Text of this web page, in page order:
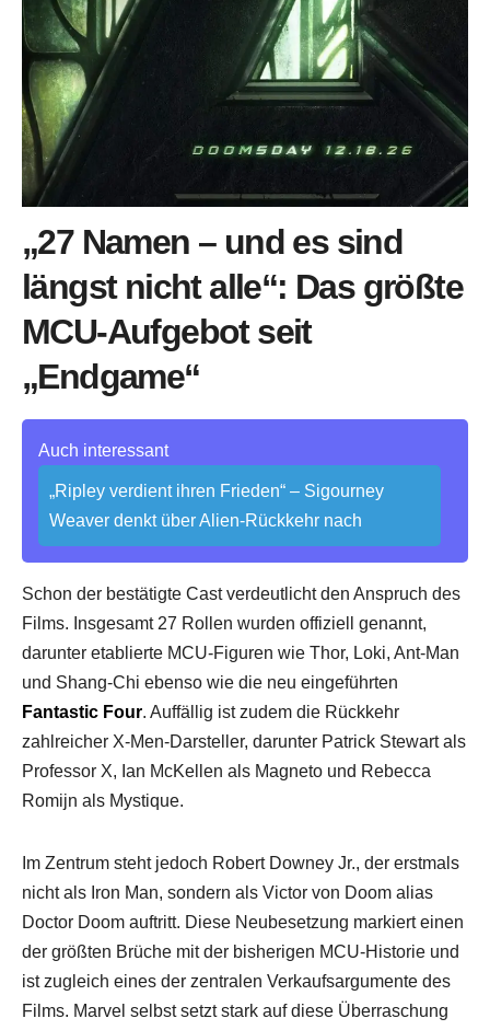
„27 Namen – und es sind
längst nicht alle“: Das größte
MCU-Aufgebot seit
„Endgame“
Auch interessant
„Ripley verdient ihren Frieden“ – Sigourney
Weaver denkt über Alien-Rückkehr nach
Schon der bestätigte Cast verdeutlicht den Anspruch des
Films. Insgesamt 27 Rollen wurden offiziell genannt,
darunter etablierte MCU-Figuren wie Thor, Loki, Ant-Man
und Shang-Chi ebenso wie die neu eingeführten
Fantastic Four. Auffällig ist zudem die Rückkehr
zahlreicher X-Men-Darsteller, darunter Patrick Stewart als
Professor X, Ian McKellen als Magneto und Rebecca
Romijn als Mystique.
Im Zentrum steht jedoch Robert Downey Jr., der erstmals
nicht als Iron Man, sondern als Victor von Doom alias
Doctor Doom auftritt. Diese Neubesetzung markiert einen
der größten Brüche mit der bisherigen MCU-Historie und
ist zugleich eines der zentralen Verkaufsargumente des
Films. Marvel selbst setzt stark auf diese Überraschung